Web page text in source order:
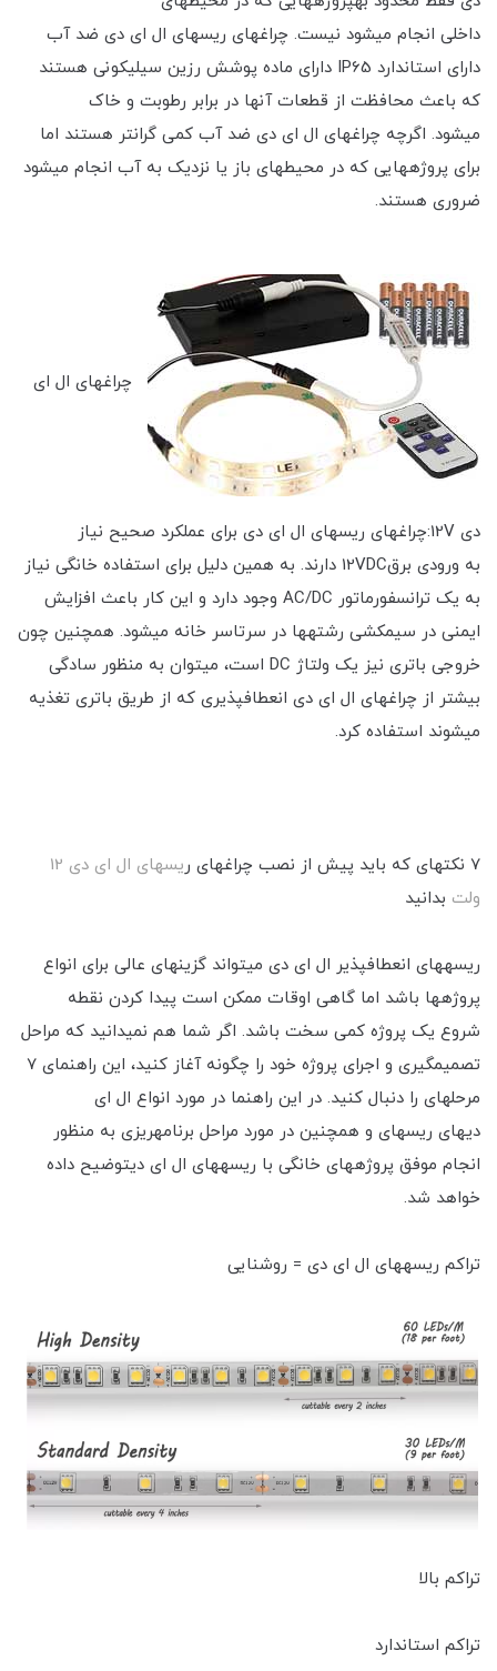
داخلی انجام می‎شود نیست. چراغ‎های ریسه‎ای ال ای دی ضد آب
دارای استاندارد IP65 دارای ماده پوشش رزین سیلیکونی هستند
که باعث محافظت از قطعات آنها در برابر رطوبت و خاک
می‎شود. اگرچه چراغ‎های ال ای دی ضد آب کمی گران‎تر هستند اما
برای پروژه‎هایی که در محیط‎های باز یا نزدیک به آب انجام می‎شود
ضروری هستند.
چراغ‎های ال ای
دی 12V:چراغ‎های ریسه‎ای ال ای دی برای عملکرد صحیح نیاز
به ورودی برق12VDC دارند. به همین دلیل برای استفاده خانگی نیاز
به یک ترانسفورماتور AC/DC وجود دارد و این کار باعث افزایش
ایمنی در سیم‎کشی رشته‎ها در سرتاسر خانه می‎شود. همچنین چون
خروجی باتری نیز یک ولتاژ DC است، می‎توان به منظور سادگی
بیشتر از چراغ‎های ال ای دی‎ انعطاف‎پذیری که از طریق باتری تغذیه
می‎شوند استفاده کرد.
7 نکته‎ای که باید پیش از نصب چراغ‎های ر
یسه‎ای ال ای دی 12
ولت بدانید
ریسه‎های انعطاف‎پذیر ال ای دی می‎تواند گزینه‎ای عالی برای انواع
پروژه‎ها باشد اما گاهی اوقات ممکن است پیدا کردن نقطه
شروع یک پروژه کمی سخت باشد. اگر شما هم نمی‎دانید که مراحل
تصمیم‎گیری و اجرای پروژه خود را چگونه آغاز کنید، این راهنمای 7
مرحله‎ای را دنبال کنید. در این راهنما در مورد انواع ال ای
دی‎های ریسه‎ای و همچنین در مورد مراحل برنامه‎ریزی به منظور
انجام موفق پروژه‎های خانگی با ریسه‎های ال ای دیتوضیح داده
خواهد شد.
تراکم ریسه‎های ال ای دی = روشنایی
تراکم بالا
تراکم استاندارد